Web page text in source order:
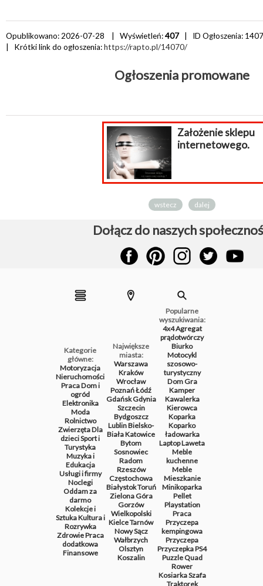
Opublikowano: 2026-07-28 | Wyświetleń:407| ID Ogłoszenia:
| Krótki link do ogłoszenia:https://rapto.pl/14070/
Ogłoszenia promowane
Założenie sklepu
internetowego.
wstecz dalej
Dołącz do naszych
Kategorie
główne:
Motoryzacja
Nieruchomości
PracaDom i
ogród
Elektronika
Moda
Rolnictwo
ZwierzętaDla
dzieciSport i
Turystyka
Muzyka i
Edukacja
Usługi i firmy
Noclegi
Oddam za
darmo
Kolekcje i
SztukaKultura i
Rozrywka
ZdrowiePraca
dodatkowa
Finansowe
Największe
miasta:
Warszawa
Kraków
Wrocław
PoznańŁódź
GdańskGdynia
Szczecin
Bydgoszcz
LublinBielsko-
BiałaKatowice
Bytom
Sosnowiec
Radom
Rzeszów
Częstochowa
BiałystokToruń
Zielona Góra
Gorzów
Wielkopolski
KielceTarnów
Nowy Sącz
Wałbrzych
Olsztyn
Koszalin
Popularne
wyszukiwania:
4x4Agregat
prądotwórczy
Biurko
Motocykl
szosowo-
turystyczny
DomGra
Kamper
Kawalerka
Kierowca
Koparka
Koparko
ładowarka
LaptopLaweta
Meble
kuchenne
Meble
Mieszkanie
Minikoparka
Pellet
Playstation
Praca
Przyczepa
kempingowa
Przyczepa
PrzyczepkaPS4
PuzzleQuad
Rower
KosiarkaSzafa
Traktorek